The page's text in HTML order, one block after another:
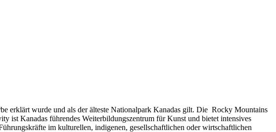
erklärt wurde und als der älteste Nationalpark Kanadas gilt. Die Rocky Mountains
ist Kanadas führendes Weiterbildungszentrum für Kunst und bietet intensives
im kulturellen, indigenen, gesellschaftlichen oder wirtschaftlichen